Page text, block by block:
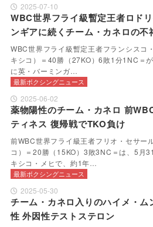
2025-07-10
WBC世界フライ級暫定王者ロド
ンギアに続くチーム・カネロの不
WBC世界フライ級暫定王者フランシスコ
キシコ）＝40勝（27KO）6敗1分1NC＝
に英・バーミンガ…
最新ボクシングニュース
2025-06-02
薬物陽性のチーム・カネロ 前
ティネス 復帰戦でTKO負け
前WBC世界フライ級王者フリオ・セサー
コ）＝20勝（15KO）3敗3NC＝は、5月
キシコ・メヒで、約1年…
最新ボクシングニュース
2025-05-30
チーム・カネロ入りのハイメ・
性 外因性テストステロン